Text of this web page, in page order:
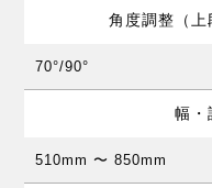
角度調整（上
70°/90°
幅・
510mm 〜 850mm